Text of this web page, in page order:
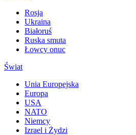
Rosja
Ukraina
Białoruś
Ruska smuta
Łowcy onuc
Świat
Unia Europejska
Europa
USA
NATO
Niemcy
Izrael i Żydzi